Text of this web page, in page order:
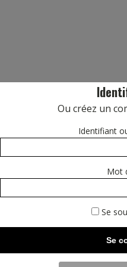
Ou créez un
Identifiant
Mot
Se